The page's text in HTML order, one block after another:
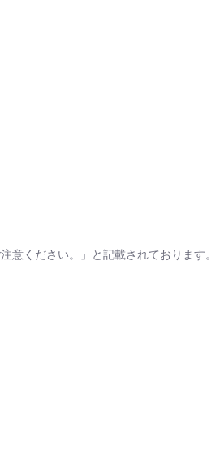
意ください。」と記載されております。